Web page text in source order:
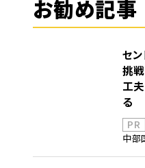
お勧め記事
セン
挑
工
る
PR
中部